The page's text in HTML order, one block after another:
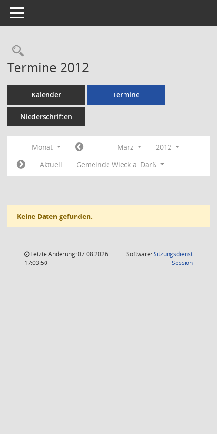
Toggle navigation
Rechercheauswahl
Termine 2012
Kalender Termine
Niederschriften
Monat März
2012
Aktuell
Gemeinde Wieck a. Darß
Keine Daten gefunden.
Letzte Änderung: 07.08.2026
17:03:50
Software:Sitzungsdienst
Session(Wird in